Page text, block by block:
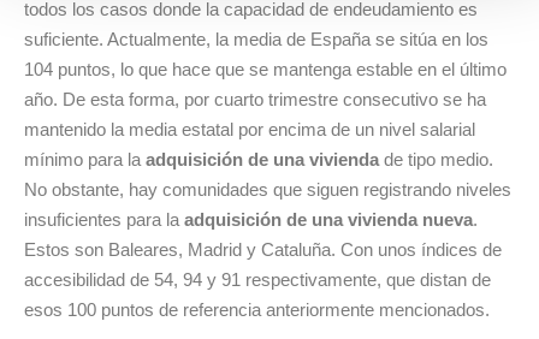
todos los casos donde la capacidad de endeudamiento es
suficiente. Actualmente, la media de España se sitúa en los
104 puntos, lo que hace que se mantenga estable en el último
año. De esta forma, por cuarto trimestre consecutivo se ha
mantenido la media estatal por encima de un nivel salarial
mínimo para la adquisición de una vivienda de tipo medio.
No obstante, hay comunidades que siguen registrando niveles
insuficientes para la adquisición de una vivienda nueva.
Estos son Baleares, Madrid y Cataluña. Con unos índices de
accesibilidad de 54, 94 y 91 respectivamente, que distan de
esos 100 puntos de referencia anteriormente mencionados.